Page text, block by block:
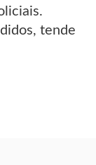
tende